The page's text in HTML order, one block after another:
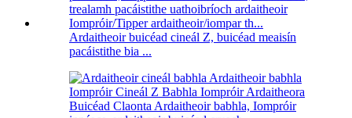
Ardaitheoir buicéad cineál Z, buicéad meaisín
pacáistithe bia ...